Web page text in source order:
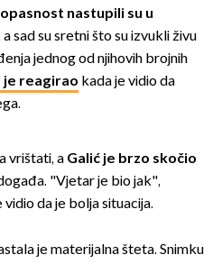
nastupili su u
a sad su sretni što su izvukli živu
jednog od njihovih brojnih
je reagirao kada je vidio da
vrištati, a Galić je brzo skočio
"Vjetar je bio jak",
da je bolja situacija.
je materijalna šteta. Snimku